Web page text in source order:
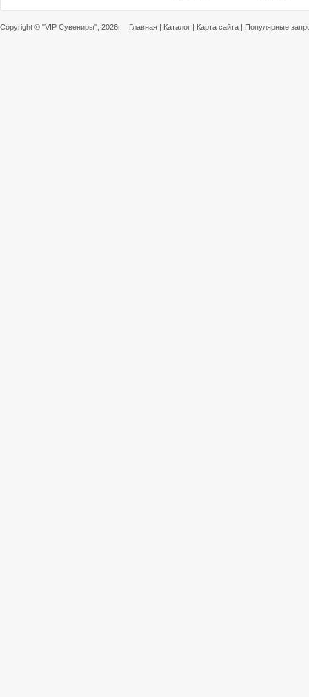
Copyright © "VIP Сувениры" , 2026г. Главная | Каталог | Карта сайта | Популярные